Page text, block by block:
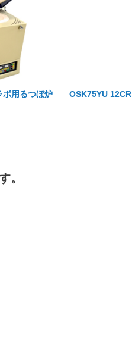
ボ用るつぼ炉 OSK75YU 12CR
。